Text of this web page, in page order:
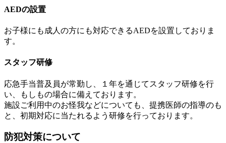
AEDの設置
お子様にも成人の方にも対応できるAEDを設置しておりま
す。
スタッフ研修
応急手当普及員が常勤し、１年を通じてスタッフ研修を行
い、もしもの場合に備えております。
施設ご利用中のお怪我などについても、提携医師の指導のも
と、初期対応に当たれるよう研修を行っております。
防犯対策について